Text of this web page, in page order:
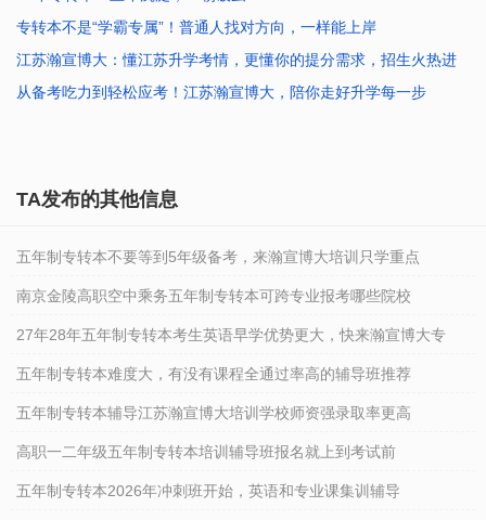
专转本不是“学霸专属”！普通人找对方向，一样能上岸
2026-02-11 10:40:47
江苏瀚宣博大：懂江苏升学考情，更懂你的提分需求，招生火热进
行
从备考吃力到轻松应考！江苏瀚宣博大，陪你走好升学每一步
TA发布的其他信息
五年制专转本不要等到5年级备考，来瀚宣博大培训只学重点
南京金陵高职空中乘务五年制专转本可跨专业报考哪些院校
27年28年五年制专转本考生英语早学优势更大，快来瀚宣博大专
五年制专转本难度大，有没有课程全通过率高的辅导班推荐
五年制专转本辅导江苏瀚宣博大培训学校师资强录取率更高
高职一二年级五年制专转本培训辅导班报名就上到考试前
五年制专转本2026年冲刺班开始，英语和专业课集训辅导